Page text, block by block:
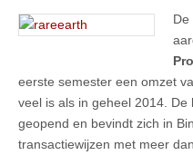
De
eerste semester een omzet
veel is als in geheel 2014.
geopend en bevindt zich in
transactiewijzen met meer